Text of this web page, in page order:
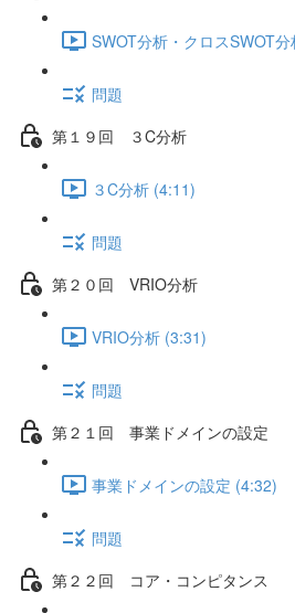
SWOT分析・クロスSWOT
問題
第１９回 ３C分析
３C分析 (4:11)
問題
第２０回 VRIO分析
VRIO分析 (3:31)
問題
第２１回 事業ドメインの設定
事業ドメインの設定 (4:32)
問題
第２２回 コア・コンピタンス